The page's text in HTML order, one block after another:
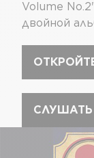
Volume
двойной
СЛУШАТЬ